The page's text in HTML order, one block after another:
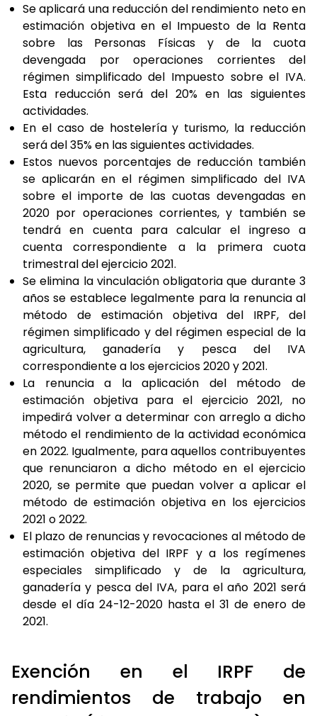
Se aplicará una reducción del rendimiento neto en
estimación objetiva en el Impuesto de la Renta
sobre las Personas Físicas y de la cuota
devengada por operaciones corrientes del
régimen simplificado del Impuesto sobre el IVA.
Esta reducción será del 20% en las siguientes
actividades.
En el caso de hostelería y turismo, la reducción
será del 35% en las siguientes actividades.
Estos nuevos porcentajes de reducción también
se aplicarán en el régimen simplificado del IVA
sobre el importe de las cuotas devengadas en
2020 por operaciones corrientes, y también se
tendrá en cuenta para calcular el ingreso a
cuenta correspondiente a la primera cuota
trimestral del ejercicio 2021.
Se elimina la vinculación obligatoria que durante 3
años se establece legalmente para la renuncia al
método de estimación objetiva del IRPF, del
régimen simplificado y del régimen especial de la
agricultura, ganadería y pesca del IVA
correspondiente a los ejercicios 2020 y 2021.
La renuncia a la aplicación del método de
estimación objetiva para el ejercicio 2021, no
impedirá volver a determinar con arreglo a dicho
método el rendimiento de la actividad económica
en 2022. Igualmente, para aquellos contribuyentes
que renunciaron a dicho método en el ejercicio
2020, se permite que puedan volver a aplicar el
método de estimación objetiva en los ejercicios
2021 o 2022.
El plazo de renuncias y revocaciones al método de
estimación objetiva del IRPF y a los regímenes
especiales simplificado y de la agricultura,
ganadería y pesca del IVA, para el año 2021 será
desde el día 24-12-2020 hasta el 31 de enero de
2021.
Exención en el IRPF de
rendimientos de trabajo en